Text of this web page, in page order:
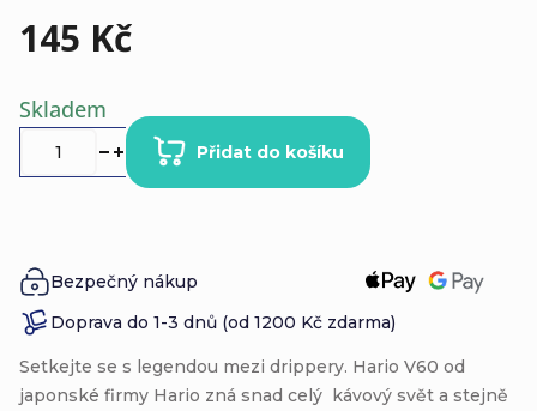
145 Kč
cena:
Skladem
Přidat do košíku
Setkejte se s legendou mezi drippery. Hario V60 od
japonské firmy Hario zná snad celý kávový svět a stejně
Bezpečný nákup
Doprava do 1-3 dnů (od 1200 Kč zdarma)